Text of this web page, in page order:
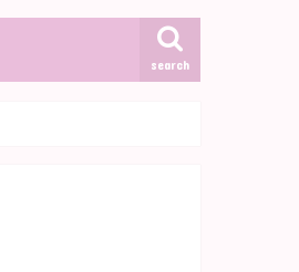
search